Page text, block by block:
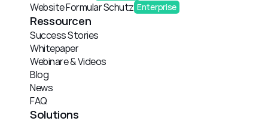
Website Formular Schutz Enterprise
Ressourcen
Success Stories
Whitepaper
Webinare & Videos
Blog
News
FAQ
Solutions